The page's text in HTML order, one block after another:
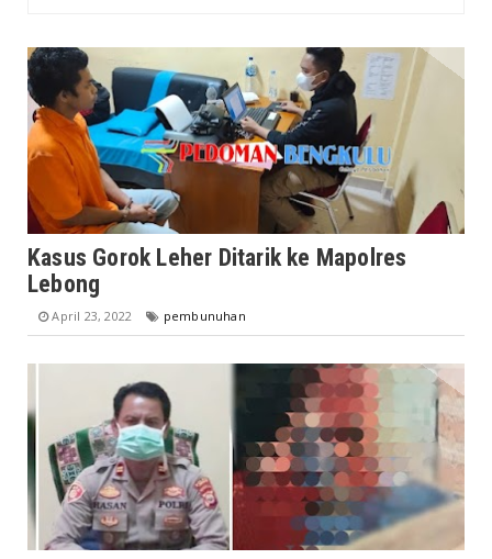
Kasus Gorok Leher Ditarik ke Mapolres
Lebong
April 23, 2022 pembunuhan